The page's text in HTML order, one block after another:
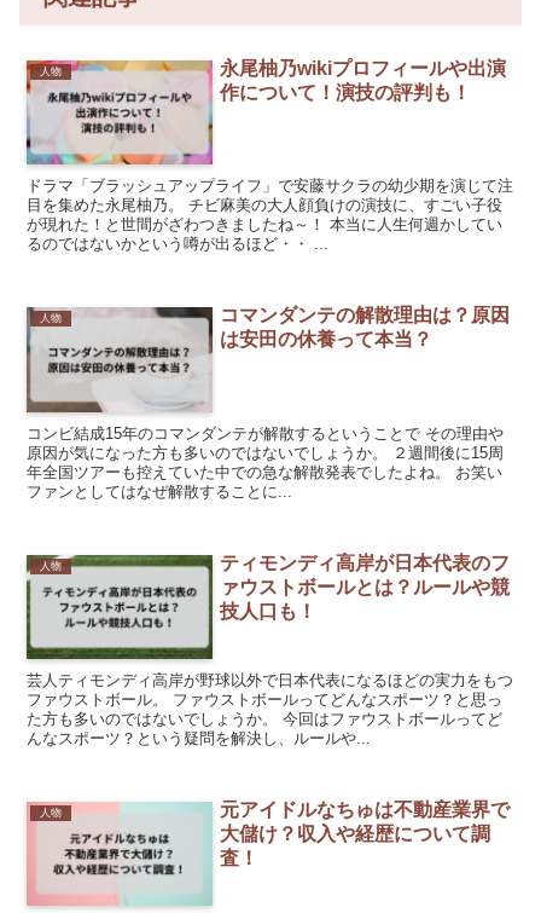
人物
永尾柚乃wikiプロフィールや出演
作について！演技の評判も！
ドラマ「ブラッシュアップライフ」で安藤サクラの幼少期を演じて注
目を集めた永尾柚乃。 チビ麻美の大人顔負けの演技に、すごい子役
が現れた！と世間がざわつきましたね～！ 本当に人生何週かしてい
るのではないかという噂が出るほど・・ ...
人物
コマンダンテの解散理由は？原因
は安田の休養って本当？
コンビ結成15年のコマンダンテが解散するということで その理由や
原因が気になった方も多いのではないでしょうか。 ２週間後に15周
年全国ツアーも控えていた中での急な解散発表でしたよね。 お笑い
ファンとしてはなぜ解散することに...
人物
ティモンディ高岸が日本代表のフ
ァウストボールとは？ルールや競
技人口も！
芸人ティモンディ高岸が野球以外で日本代表になるほどの実力をもつ
ファウストボール。 ファウストボールってどんなスポーツ？と思っ
た方も多いのではないでしょうか。 今回はファウストボールってど
んなスポーツ？という疑問を解決し、ルールや...
人物
元アイドルなちゅは不動産業界で
大儲け？収入や経歴について調
査！